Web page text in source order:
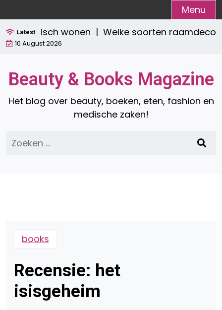
naar
de
inhoud
Menu
Latest
praktisch wonen |Welke soorten
10 August 2026
Beauty & Books Magazine
Het blog over beauty, boeken, eten, fashion en
medische zaken!
Zoeken
naar:
books
Recensie: het
isisgeheim